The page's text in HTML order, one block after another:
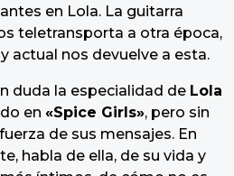
en Lola. La guitarra
teletransporta a otra época,
actual nos devuelve a esta.
duda la especialidad de Lola
en «Spice Girls», pero sin
de sus mensajes. En
habla de ella, de su vida y